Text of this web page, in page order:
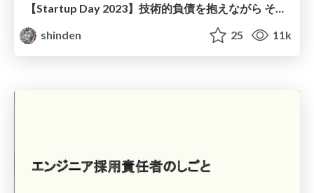
【Startup Day 2023】技術的負債を抱えながら それでも生きていく / Living with technical debt
shinden
25 11k